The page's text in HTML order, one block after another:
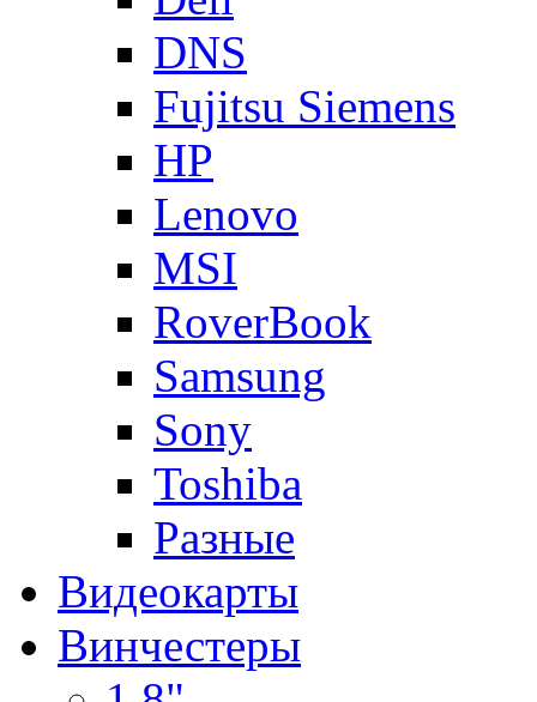
DNS
Fujitsu Siemens
HP
Lenovo
MSI
RoverBook
Samsung
Sony
Toshiba
Разные
Видеокарты
Винчестеры